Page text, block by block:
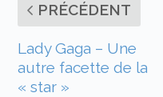
PRÉCÉDENT
Lady Gaga – Une
autre facette de la
« star »